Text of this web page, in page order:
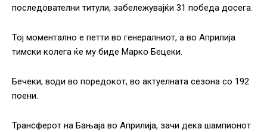
последователни титули, забележувајќи 31 победа досега.
Тој моментално е петти во генералниот, а во Априлија
тимски колега ќе му биде Марко Бецеки.
Бечеки, води во поредокот, во актуелната сезона со 192
поени.
Трансферот на Бањаја во Априлија, зачи дека шампионот